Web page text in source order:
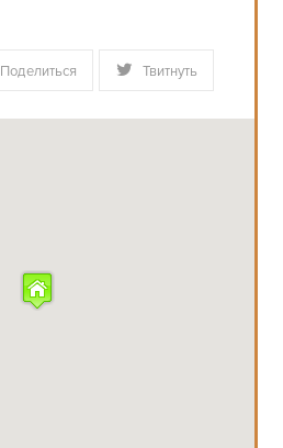
Поделиться Твитнуть